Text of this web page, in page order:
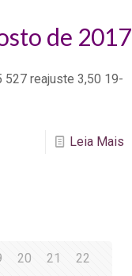
de 2017
527 reajuste 3,50 19-
Leia Mais
20 21
22